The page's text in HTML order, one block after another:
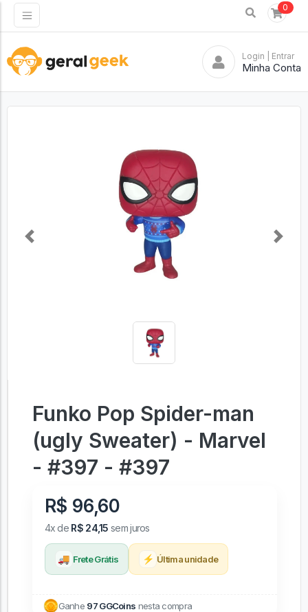
0
Login | Entrar
Minha Conta
Previous Next
Funko Pop Spider-man
(ugly Sweater) - Marvel
- #397 - #397
R$ 96,60
4x de R$ 24,15 sem juros
🚚 Frete Grátis ⚡ Última unidade
Ganhe 97 GGCoins nesta compra